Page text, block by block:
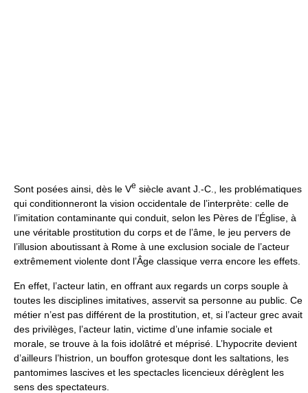
Sont posées ainsi, dès le Ve siècle avant J.-C., les problématiques
qui conditionneront la vision occidentale de l’interprète: celle de
l’imitation contaminante qui conduit, selon les Pères de l’Église, à
une véritable prostitution du corps et de l’âme, le jeu pervers de
l’illusion aboutissant à Rome à une exclusion sociale de l’acteur
extrêmement violente dont l’Âge classique verra encore les effets.
En effet, l’acteur latin, en offrant aux regards un corps souple à
toutes les disciplines imitatives, asservit sa personne au public. Ce
métier n’est pas différent de la prostitution, et, si l’acteur grec avait
des privilèges, l’acteur latin, victime d’une infamie sociale et
morale, se trouve à la fois idolâtré et méprisé. L’hypocrite devient
d’ailleurs l’histrion, un bouffon grotesque dont les saltations, les
pantomimes lascives et les spectacles licencieux dérèglent les
sens des spectateurs.